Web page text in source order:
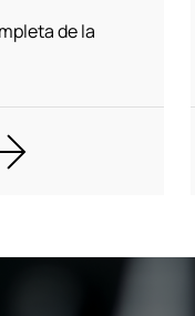
de la